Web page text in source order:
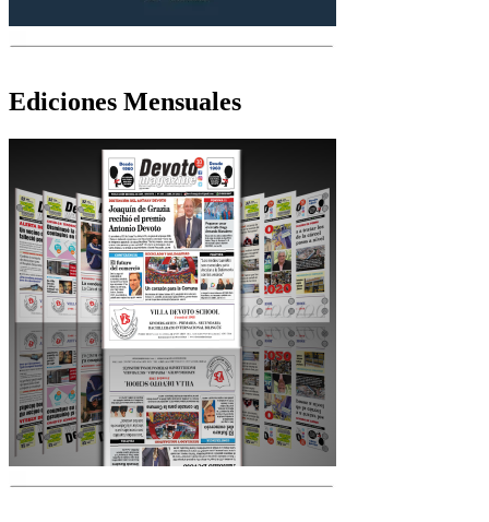
Ediciones Mensuales